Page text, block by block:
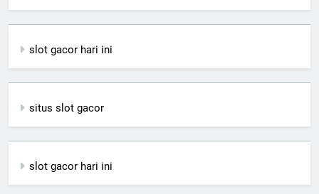
slot gacor hari ini
situs slot gacor
slot gacor hari ini